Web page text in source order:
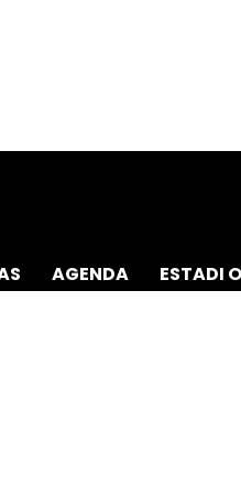
AGENDA ESTADI